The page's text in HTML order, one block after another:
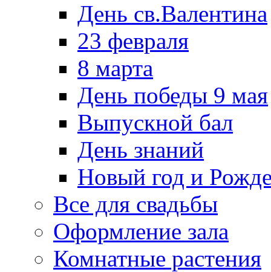
День св.Валентина
23 февраля
8 марта
День победы 9 мая
Выпускной бал
День знаний
Новый год и
Все для свадьбы
Оформление зала
Комнатные растения